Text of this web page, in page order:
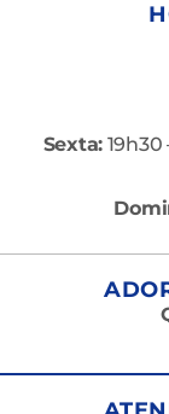
Sexta: 19h30